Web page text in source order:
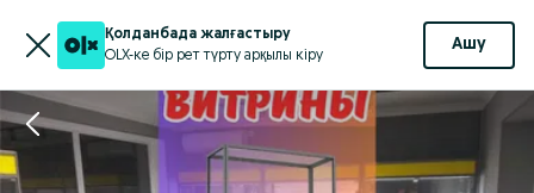
Қолданбада жалғастыру
OLX-ке бір рет түрту арқылы кіру
Ашу